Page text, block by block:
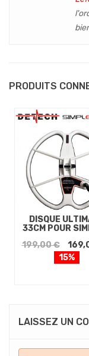
PRODUITS
DISQUE
33CM POUR
199,00 €
15%
LAISSEZ UN